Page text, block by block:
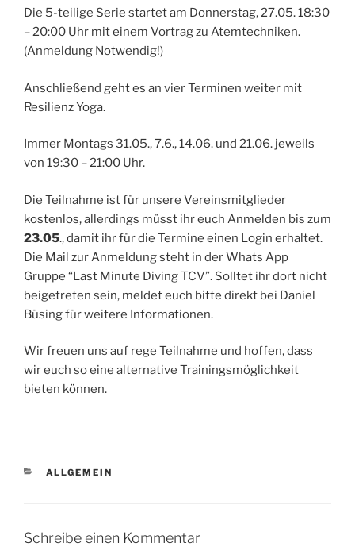
Die 5-teilige Serie startet am Donnerstag, 27.05. 18:30
– 20:00 Uhr mit einem Vortrag zu Atemtechniken.
(Anmeldung Notwendig!)
Anschließend geht es an vier Terminen weiter mit
Resilienz Yoga.
Immer Montags 31.05., 7.6., 14.06. und 21.06. jeweils
von 19:30 – 21:00 Uhr.
Die Teilnahme ist für unsere Vereinsmitglieder
kostenlos, allerdings müsst ihr euch Anmelden bis zum
23.05., damit ihr für die Termine einen Login erhaltet.
Die Mail zur Anmeldung steht in der Whats App
Gruppe “Last Minute Diving TCV”. Solltet ihr dort nicht
beigetreten sein, meldet euch bitte direkt bei Daniel
Büsing für weitere Informationen.
Wir freuen uns auf rege Teilnahme und hoffen, dass
wir euch so eine alternative Trainingsmöglichkeit
bieten können.
KATEGORIEN
ALLGEMEIN
Schreibe einen Kommentar